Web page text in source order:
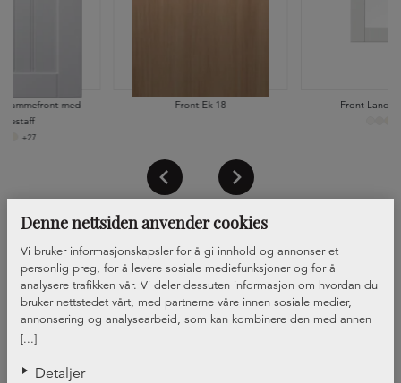
Denne nettsiden anvender cookies
[...]
Vi bruker informasjonskapsler for å gi innhold og annonser et
personlig preg, for å levere sosiale mediefunksjoner og for å
analysere trafikken vår. Vi deler dessuten informasjon om hvordan du
bruker nettstedet vårt, med partnerne våre innen sosiale medier,
annonsering og analysearbeid, som kan kombinere den med annen
informasjon du har gjort tilgjengelig for dem, eller som de har samlet
Detaljer
rammefront med
+27
Front Ek 18 Front Land